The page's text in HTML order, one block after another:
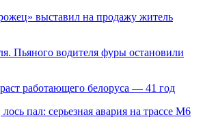
выставил на продажу житель
Пьяного водителя фуры остановили
работающего белоруса — 41 год
пал: серьезная авария на трассе М6